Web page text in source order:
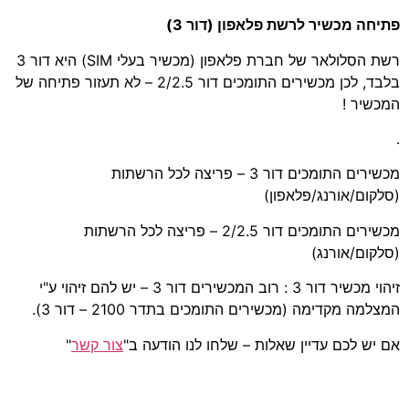
פתיחה מכשיר לרשת פלאפון (דור 3)
רשת הסלולאר של חברת פלאפון (מכשיר בעלי SIM) היא דור 3
בלבד, לכן מכשירים התומכים דור 2/2.5 – לא תעזור פתיחה של
המכשיר !
.
מכשירים התומכים דור 3 – פריצה לכל הרשתות
(סלקום/אורנג/פלאפון)
מכשירים התומכים דור 2/2.5 – פריצה לכל הרשתות
(סלקום/אורנג)
זיהוי מכשיר דור 3 : רוב המכשירים דור 3 – יש להם זיהוי ע"י
המצלמה מקדימה (מכשירים התומכים בתדר 2100 – דור 3).
אם יש לכם עדיין שאלות – שלחו לנו הודעה ב"צור קשר"